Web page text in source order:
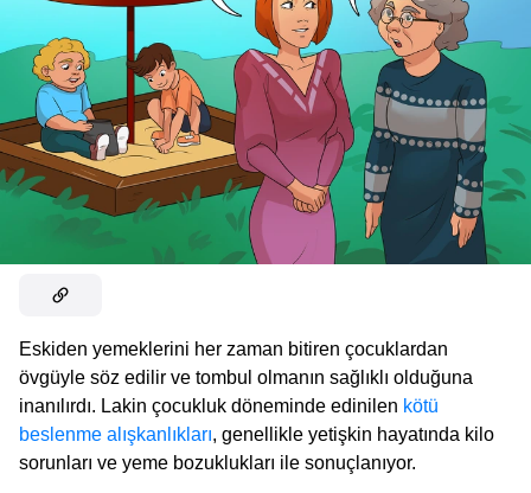
Eskiden yemeklerini her zaman bitiren çocuklardan
övgüyle söz edilir ve tombul olmanın sağlıklı olduğuna
inanılırdı. Lakin çocukluk döneminde edinilen kötü
beslenme alışkanlıkları, genellikle yetişkin hayatında kilo
sorunları ve yeme bozuklukları ile sonuçlanıyor.